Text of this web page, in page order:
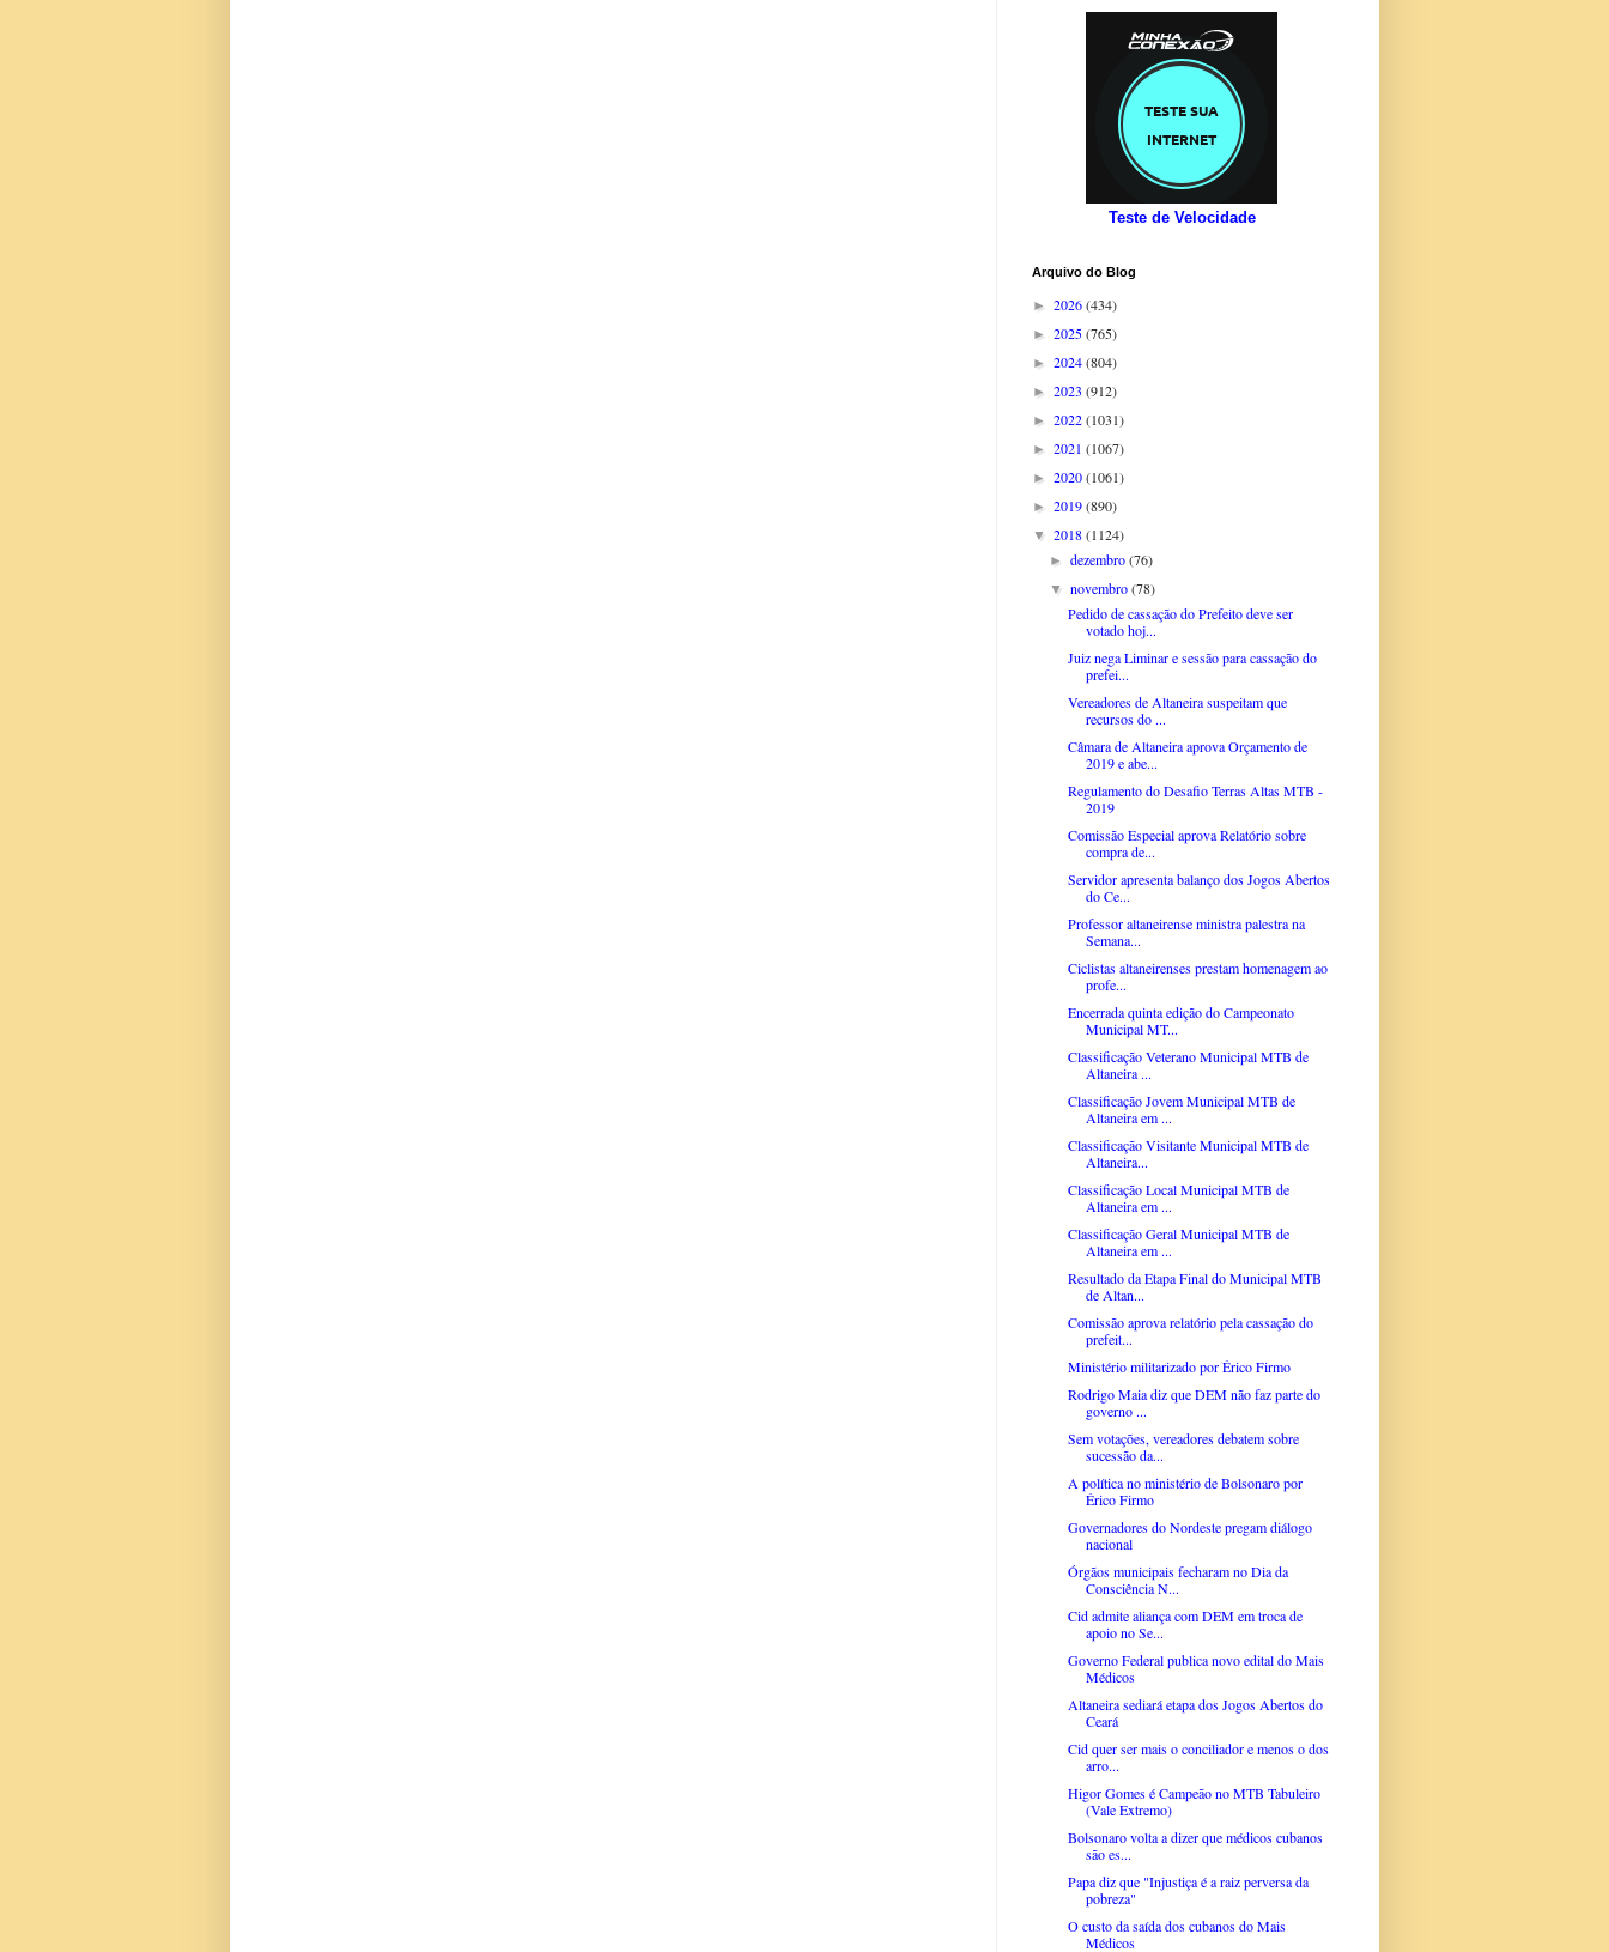
Teste de Velocidade
Arquivo do Blog
► 2026(434)
► 2025(765)
► 2024(804)
► 2023 (912)
► 2022(1031)
► 2021 (1067)
► 2020(1061)
► 2019(890)
▼ 2018(1124)
►dezembro(76)
▼novembro(78)
Pedido de cassação do Prefeito deve ser
votado hoj...
Juiz nega Liminar e sessão para cassação do
prefei...
Vereadores de Altaneira suspeitam que
recursos do ...
Câmara de Altaneira aprova Orçamento de
2019 e abe...
Regulamento do Desafio Terras Altas MTB -
2019
Comissão Especial aprova Relatório sobre
compra de...
Servidor apresenta balanço dos Jogos Abertos
do Ce...
Professor altaneirense ministra palestra na
Semana...
Ciclistas altaneirenses prestam homenagem ao
profe...
Encerrada quinta edição do Campeonato
Municipal MT...
Classificação Veterano Municipal MTB de
Altaneira ...
Classificação Jovem Municipal MTB de
Altaneira em ...
Classificação Visitante Municipal MTB de
Altaneira...
Classificação Local Municipal MTB de
Altaneira em ...
Classificação Geral Municipal MTB de
Altaneira em ...
Resultado da Etapa Final do Municipal MTB
de Altan...
Comissão aprova relatório pela cassação do
prefeit...
Ministério militarizado por Érico Firmo
Rodrigo Maia diz que DEM não faz parte do
governo ...
Sem votações, vereadores debatem sobre
sucessão da...
A política no ministério de Bolsonaro por
Érico Firmo
Governadores do Nordeste pregam diálogo
nacional
Órgãos municipais fecharam no Dia da
Consciência N...
Cid admite aliança com DEM em troca de
apoio no Se...
Governo Federal publica novo edital do Mais
Médicos
Altaneira sediará etapa dos Jogos Abertos do
Ceará
Cid quer ser mais o conciliador e menos o dos
arro...
Higor Gomes é Campeão no MTB Tabuleiro
(Vale Extremo)
Bolsonaro volta a dizer que médicos cubanos
são es...
Papa diz que "Injustiça é a raiz perversa da
pobreza"
O custo da saída dos cubanos do Mais
Médicos